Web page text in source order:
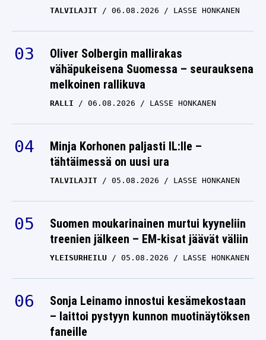
TALVILAJIT 06.08.2026 LASSE HONKANEN
Oliver Solbergin mallirakas
vähäpukeisena Suomessa – seurauksena
melkoinen rallikuva
RALLI 06.08.2026 LASSE HONKANEN
Minja Korhonen paljasti IL:lle –
tähtäimessä on uusi ura
TALVILAJIT 05.08.2026 LASSE HONKANEN
Suomen moukarinainen murtui kyyneliin
treenien jälkeen – EM-kisat jäävät väliin
YLEISURHEILU 05.08.2026 LASSE HONKANEN
Sonja Leinamo innostui kesämekostaan
– laittoi pystyyn kunnon muotinäytöksen
faneille